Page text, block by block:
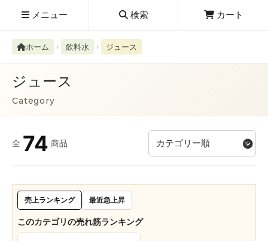
メニュー 検索 カート
検索履歴
ホーム 飲料水 ジュース
ジュース
Category
全 74 商品
このカテゴリの売れ筋ランキング
売上ランキング 最近急上昇